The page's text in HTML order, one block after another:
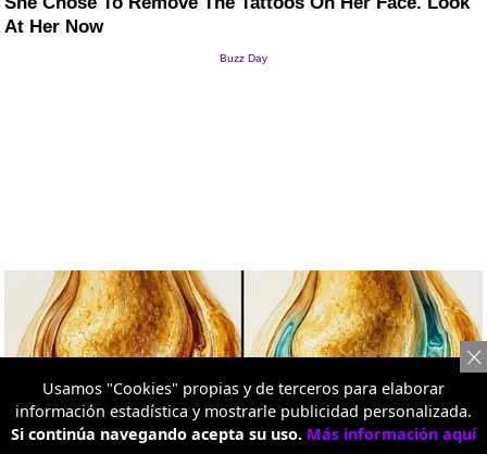
Usamos "Cookies" propias y de terceros para elaborar
información estadística y mostrarle publicidad personalizada.
Si continúa navegando acepta su uso. Más información aquí